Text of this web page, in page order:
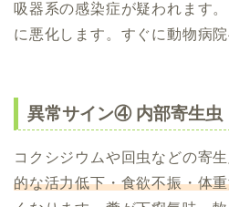
吸器系の感染症が疑われます
に悪化します。すぐに動物病院
異常サイン④ 内部寄生虫
コクシジウムや回虫などの寄
的な活力低下・食欲不振・体